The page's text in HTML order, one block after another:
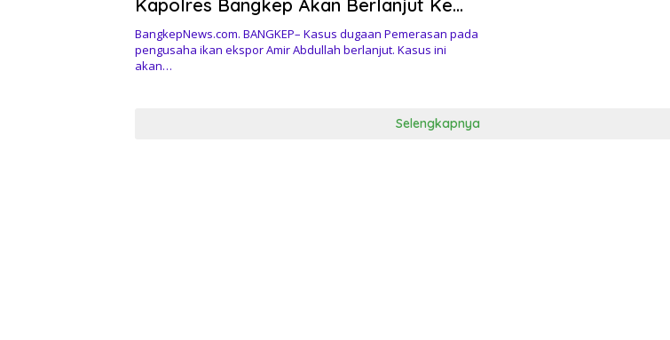
Kapolres Bangkep Akan Berlanjut Ke
Sidang Etik
BangkepNews.com. BANGKEP– Kasus dugaan Pemerasan pada
pengusaha ikan ekspor Amir Abdullah berlanjut. Kasus ini
akan…
Selengkapnya